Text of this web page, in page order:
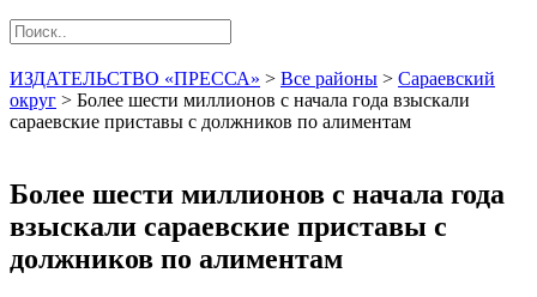
ИЗДАТЕЛЬСТВО «ПРЕССА» > Все районы > Сараевский
округ > Более шести миллионов с начала года взыскали
сараевские приставы с должников по алиментам
Более шести миллионов с начала года
взыскали сараевские приставы с
должников по алиментам